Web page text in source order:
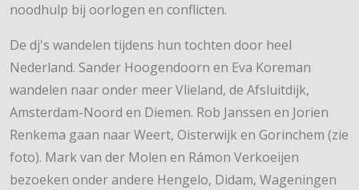
noodhulp bij oorlogen en conflicten.
De dj's wandelen tijdens hun tochten door heel
Nederland. Sander Hoogendoorn en Eva Koreman
wandelen naar onder meer Vlieland, de Afsluitdijk,
Amsterdam-Noord en Diemen. Rob Janssen en Jorien
Renkema gaan naar Weert, Oisterwijk en Gorinchem (zie
foto). Mark van der Molen en Rámon Verkoeijen
bezoeken onder andere Hengelo, Didam, Wageningen